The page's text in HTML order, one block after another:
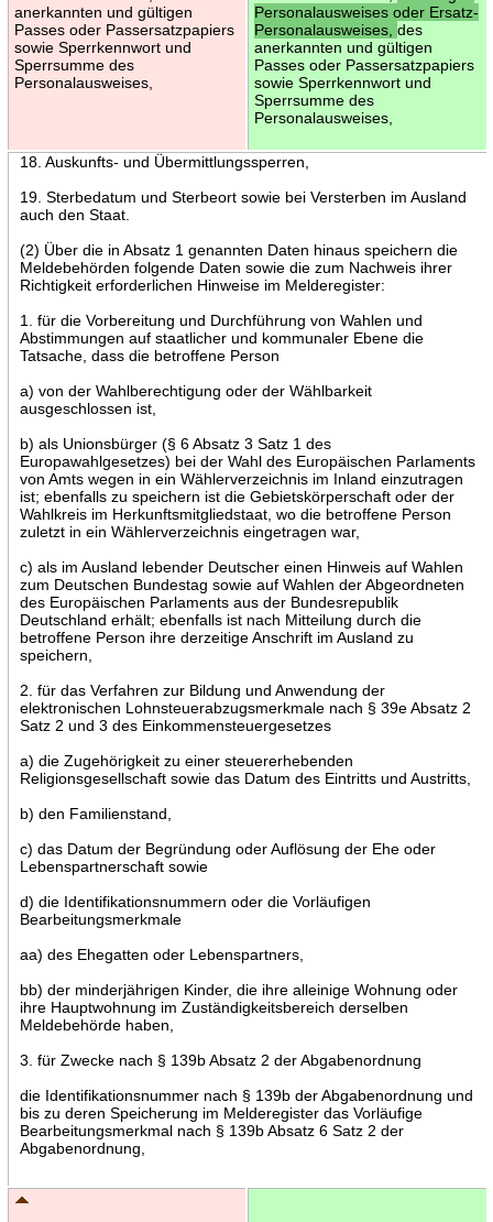
anerkannten und gültigen
Passes oder Passersatzpapiers
sowie Sperrkennwort und
Sperrsumme des
Personalausweises,
Personalausweises oder Ersatz-
Personalausweises, des
anerkannten und gültigen
Passes oder Passersatzpapiers
sowie Sperrkennwort und
Sperrsumme des
Personalausweises,
18. Auskunfts- und Übermittlungssperren,
19. Sterbedatum und Sterbeort sowie bei Versterben im Ausland
auch den Staat.
(2) Über die in Absatz 1 genannten Daten hinaus speichern die
Meldebehörden folgende Daten sowie die zum Nachweis ihrer
Richtigkeit erforderlichen Hinweise im Melderegister:
1. für die Vorbereitung und Durchführung von Wahlen und
Abstimmungen auf staatlicher und kommunaler Ebene die
Tatsache, dass die betroffene Person
a) von der Wahlberechtigung oder der Wählbarkeit
ausgeschlossen ist,
b) als Unionsbürger (§ 6 Absatz 3 Satz 1 des
Europawahlgesetzes) bei der Wahl des Europäischen Parlaments
von Amts wegen in ein Wählerverzeichnis im Inland einzutragen
ist; ebenfalls zu speichern ist die Gebietskörperschaft oder der
Wahlkreis im Herkunftsmitgliedstaat, wo die betroffene Person
zuletzt in ein Wählerverzeichnis eingetragen war,
c) als im Ausland lebender Deutscher einen Hinweis auf Wahlen
zum Deutschen Bundestag sowie auf Wahlen der Abgeordneten
des Europäischen Parlaments aus der Bundesrepublik
Deutschland erhält; ebenfalls ist nach Mitteilung durch die
betroffene Person ihre derzeitige Anschrift im Ausland zu
speichern,
2. für das Verfahren zur Bildung und Anwendung der
elektronischen Lohnsteuerabzugsmerkmale nach § 39e Absatz 2
Satz 2 und 3 des Einkommensteuergesetzes
a) die Zugehörigkeit zu einer steuererhebenden
Religionsgesellschaft sowie das Datum des Eintritts und Austritts,
b) den Familienstand,
c) das Datum der Begründung oder Auflösung der Ehe oder
Lebenspartnerschaft sowie
d) die Identifikationsnummern oder die Vorläufigen
Bearbeitungsmerkmale
aa) des Ehegatten oder Lebenspartners,
bb) der minderjährigen Kinder, die ihre alleinige Wohnung oder
ihre Hauptwohnung im Zuständigkeitsbereich derselben
Meldebehörde haben,
3. für Zwecke nach § 139b Absatz 2 der Abgabenordnung
die Identifikationsnummer nach § 139b der Abgabenordnung und
bis zu deren Speicherung im Melderegister das Vorläufige
Bearbeitungsmerkmal nach § 139b Absatz 6 Satz 2 der
Abgabenordnung,